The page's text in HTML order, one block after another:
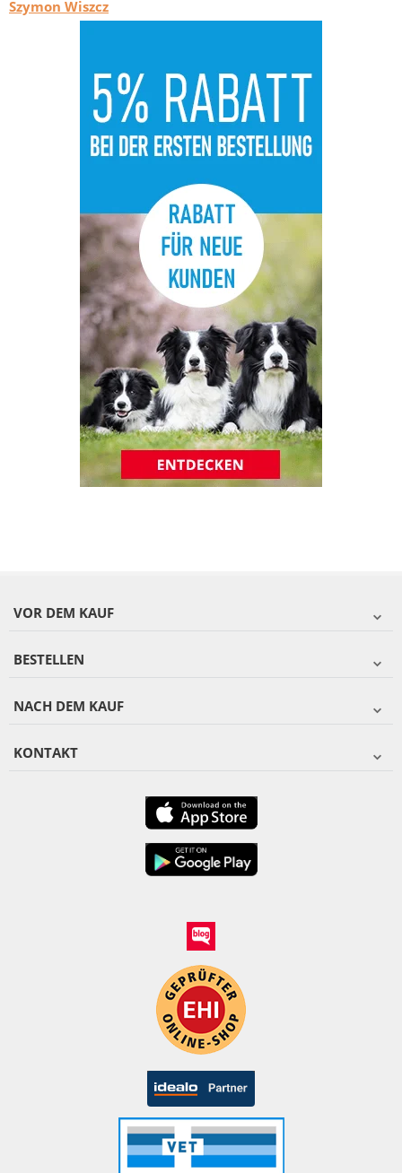
Szymon Wiszcz
VOR DEM KAUF
BESTELLEN
NACH DEM KAUF
KONTAKT